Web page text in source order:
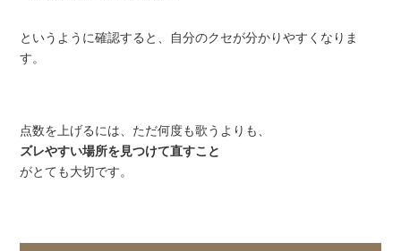
というように確認すると、自分のクセが分かりやすくなりま
す。
点数を上げるには、ただ何度も歌うよりも、
ズレやすい場所を見つけて直すこと
がとても大切です。